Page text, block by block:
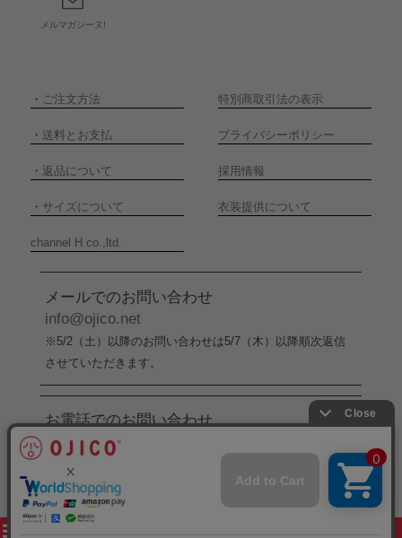
メルマガジーヌ!
・ ご注文方法 特別商取引法の表示
・ 送料とお支払 プライバシーポリシー
・ 返品について 採用情報
・ サイズについて 衣装提供について
channel H co.,ltd.
メールでのお問い合わせ
info@ojico.net
※5/2（土）以降のお問い合わせは5/7（木）以降順次返信
させていただきます。
お電話でのお問い合わせ
076-246-5050
※5/2（土）から5/6（水）までの間はお電話でのお問い合
わせ受付をお休みさせていただきます。